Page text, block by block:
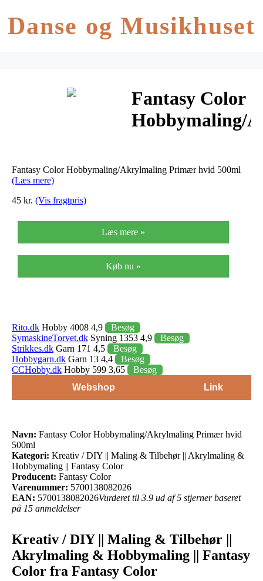
Danse og Musikhuset
Fantasy Color
Hobbymaling/
500ml
Fantasy Color Hobbymaling/Akrylmaling Primær hvid 500ml
(Læs mere)
45 kr. (Vis fragtpris)
Læs mere »
Køb nu »
Rito.dk Hobby 4008 4,9
Besøg
SymaskineTorvet.dk Syning 1353 4,9
Besøg
Strikkes.dk Garn 171 4,5
Besøg
Hobbygarn.dk Garn 13 4,4
Besøg
CCHobby.dk Hobby 599 3,65
Besøg
Webshop
Link
Navn: Fantasy Color Hobbymaling/Akrylmaling Primær hvid
500ml
Kategori: Kreativ / DIY || Maling & Tilbehør || Akrylmaling &
Hobbymaling || Fantasy Color
Producent: Fantasy Color
Varenummer: 5700138082026
EAN: 5700138082026Vurderet til 3.9 ud af 5 stjerner baseret
på 15 anmeldelser
Kreativ / DIY || Maling & Tilbehør ||
Akrylmaling & Hobbymaling || Fantasy
Color fra Fantasy Color